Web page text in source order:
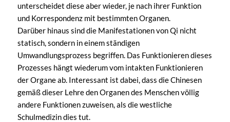
unterscheidet diese aber wieder, je nach ihrer Funktion
und Korrespondenz mit bestimmten Organen.
Darüber hinaus sind die Manifestationen von Qi nicht
statisch, sondern in einem ständigen
Umwandlungsprozess begriffen. Das Funktionieren dieses
Prozesses hängt wiederum vom intakten Funktionieren
der Organe ab. Interessant ist dabei, dass die Chinesen
gemäß dieser Lehre den Organen des Menschen völlig
andere Funktionen zuweisen, als die westliche
Schulmedizin dies tut.